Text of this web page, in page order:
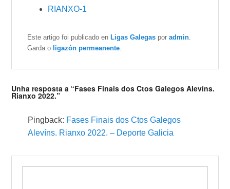
RIANXO-1
Este artigo foi publicado enLigas Galegas poradmin
Garda o ligazón permeanente
Unha resposta a “Fases Finais dos Ctos Galegos Alevíns.
Rianxo 2022.”
Pingback: Fases Finais dos Ctos Galegos
Alevíns. Rianxo 2022. – Deporte Galicia